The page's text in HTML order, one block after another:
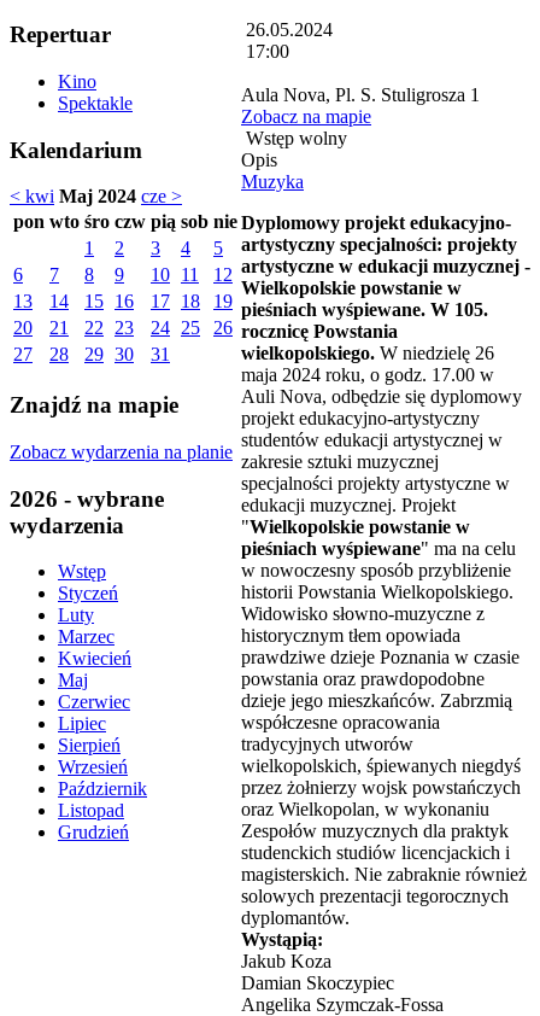
Repertuar
Kino
Spektakle
Kalendarium
< kwi Maj 2024 cze >
pon wto śro czw pią sob nie
1
2 3 4
5
6
7 8 9 10 11
12
13
14 15 16 17 18
19
20
21 22 23 24 25
26
27
28 29 30 31
Znajdź na mapie
Zobacz wydarzenia na planie
2026 - wybrane
wydarzenia
Wstęp
Styczeń
Luty
Marzec
Kwiecień
Maj
Czerwiec
Lipiec
Sierpień
Wrzesień
Październik
Listopad
Grudzień
26.05.2024
17:00
Aula Nova, Pl. S. Stuligrosza 1
Zobacz na mapie
Wstęp wolny
Opis
Muzyka
Dyplomowy projekt edukacyjno-
artystyczny specjalności: projekty
artystyczne w edukacji muzycznej -
Wielkopolskie powstanie w
pieśniach wyśpiewane. W 105.
rocznicę Powstania
wielkopolskiego. W niedzielę 26
maja 2024 roku, o godz. 17.00 w
Auli Nova, odbędzie się dyplomowy
projekt edukacyjno-artystyczny
studentów edukacji artystycznej w
zakresie sztuki muzycznej
specjalności projekty artystyczne w
edukacji muzycznej. Projekt
"Wielkopolskie powstanie w
pieśniach wyśpiewane" ma na celu
w nowoczesny sposób przybliżenie
historii Powstania Wielkopolskiego.
Widowisko słowno-muzyczne z
historycznym tłem opowiada
prawdziwe dzieje Poznania w czasie
powstania oraz prawdopodobne
dzieje jego mieszkańców. Zabrzmią
współczesne opracowania
tradycyjnych utworów
wielkopolskich, śpiewanych niegdyś
przez żołnierzy wojsk powstańczych
oraz Wielkopolan, w wykonaniu
Zespołów muzycznych dla praktyk
studenckich studiów licencjackich i
magisterskich. Nie zabraknie również
solowych prezentacji tegorocznych
dyplomantów.
Wystąpią:
Jakub Koza
Damian Skoczypiec
Angelika Szymczak-Fossa